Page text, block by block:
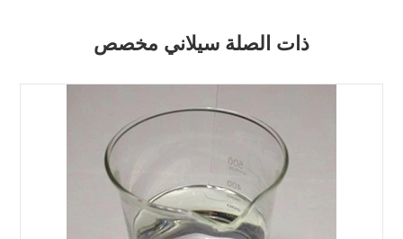
ذات الصلة سيلاني مخصص